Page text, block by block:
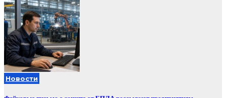
Новости